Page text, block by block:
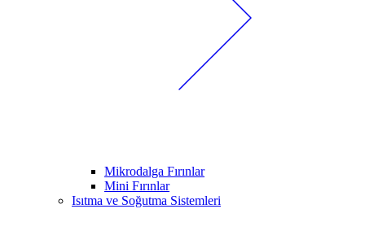
Mikrodalga Fırınlar
Mini Fırınlar
Isıtma ve Soğutma Sistemleri